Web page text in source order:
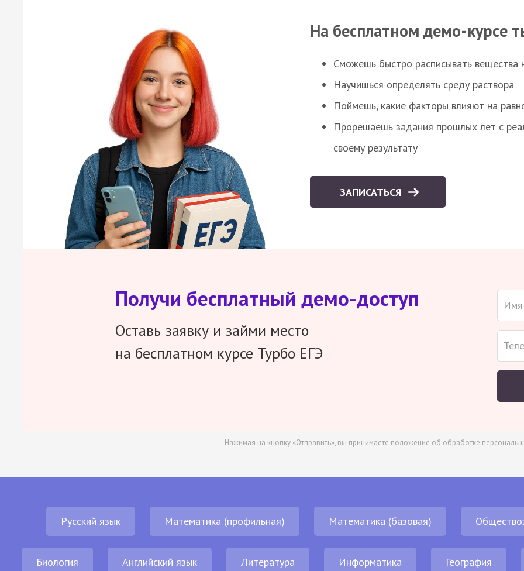
На бесплатном демо-курсе
Сможешь быстро расписывать вещества
Научишься определять среду раствора
Поймешь, какие факторы влияют на
Прорешаешь задания прошлых лет с
своему результату
ЗАПИСАТЬСЯ
Получи бесплатный демо-доступ
Оставь заявку и займи место
на бесплатном курсе Турбо ЕГЭ
Нажимая на кнопку «Отправить», вы принимаете положение об обработке
Русский язык Математика (профильная) Математика (базовая)
Биология Английский язык Литература Информатика География